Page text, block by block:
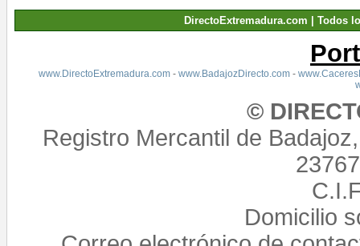
DirectoExtremadura.com | Todos
www.DirectoExtremadura.com- www.BadajozDirecto.com-
©
Registro Mercantil de
Domicilio